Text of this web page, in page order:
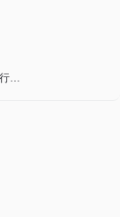
ります。
だいすきっす